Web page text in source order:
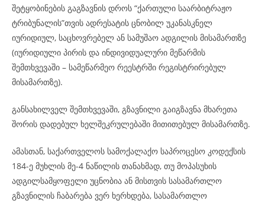
შეტყობინების გაგზავნის დროს “ქართული საარბიტრაჟო
ტრიბუნალის”თვის ადრესატის ცნობილ უკანასკნელ
იურიდიულ, საცხოვრებელ ან სამუშაო ადგილის მისამართზე
(იურიდიული პირის და ინდივიდუალური მეწარმის
შემთხვევაში – სამეწარმეო რეესტრში რეგისტრირებულ
მისამართზე).
განსახილველ შემთხვევაში, გზავნილი გაიგზავნა მხარეთა
შორის დადებულ ხელშეკრულებაში მითითებულ მისამართზე.
ამასთან, საქართველოს სამოქალაქო საპროცესო კოდექსის
184-ე მუხლის მე-4 ნაწილის თანახმად, თუ მოპასუხის
ადგილსამყოფელი უცნობია ან მისთვის სასამართლო
გზავნილის ჩაბარება ვერ ხერხდება, სასამართლო